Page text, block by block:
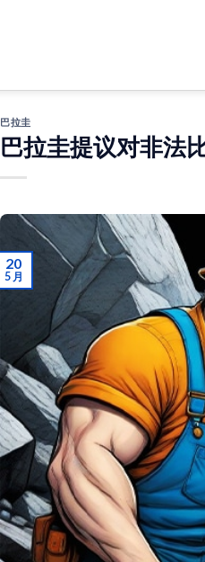
巴拉圭
巴拉圭提议对非法
20
5 月